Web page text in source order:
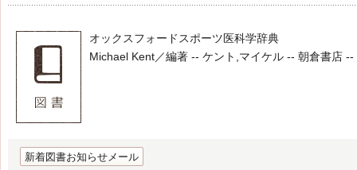
オックスフォードスポーツ医科学辞典
Michael Kent／編著 -- ケント,マイケル -- 朝倉書店
新着図書お知らせメール